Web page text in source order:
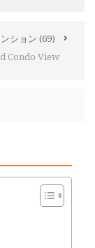
ション (69)
Condo View